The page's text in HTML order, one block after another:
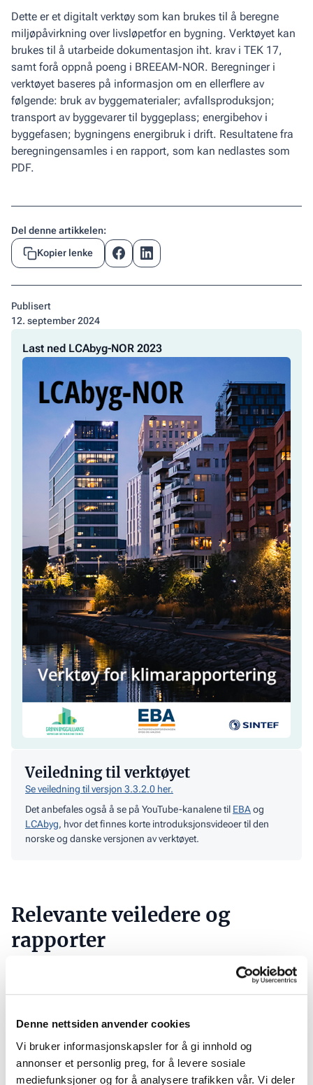
Denne nettsiden anvender cookies
Vi bruker informasjonskapsler for å gi innhold og
annonser et personlig preg, for å levere sosiale
mediefunksjoner og for å analysere trafikken vår. Vi deler
Dette er et digitalt verktøy som kan brukes til å beregne
miljøpåvirkning over livsløpetfor en bygning. Verktøyet kan
brukes til å utarbeide dokumentasjon iht. krav i TEK 17,
samt forå oppnå poeng i BREEAM-NOR. Beregninger i
verktøyet baseres på informasjon om en ellerflere av
følgende: bruk av byggematerialer; avfallsproduksjon;
transport av byggevarer til byggeplass; energibehov i
byggefasen; bygningens energibruk i drift. Resultatene fra
beregningensamles i en rapport, som kan nedlastes som
PDF.
Del denne artikkelen:
Kopier lenke
Publisert
12. september 2024
Last ned LCAbyg-NOR 2023
Last
ned
LCAbyg-
NOR
Veiledning til verktøyet
Se veiledning til versjon 3.3.2.0 her.
Det anbefales også å se på YouTube-kanalene til EBAog
LCAbyg, hvor det finnes korte introduksjonsvideoer til den
norske og danske versjonen av verktøyet.
Relevante veiledere og
rapporter
Anbefalt metode for beregning av klimagassutslipp
ned
veilederen
Åpenhetsloven – rapportering og rutiner
Gå
til